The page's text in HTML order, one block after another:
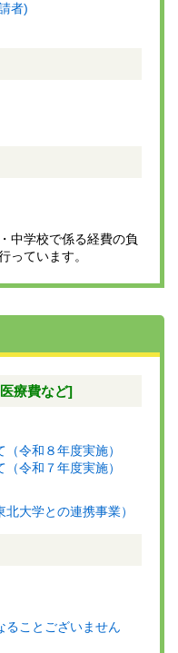
者)
中学校で係る経費の負
っています。
療費など]
令和８年度実施）
令和７年度実施）
大学との連携事業）
ることございません